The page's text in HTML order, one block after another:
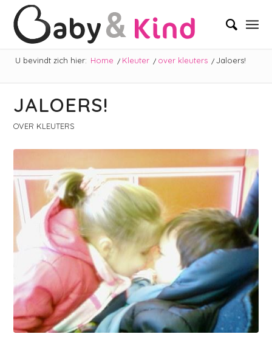
U bevindt zich hier: Home / Kleuter / over kleuters / Jaloers!
JALOERS!
OVER KLEUTERS